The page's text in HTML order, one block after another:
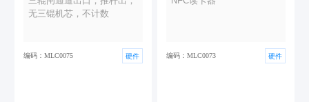
无三锟机芯，不计数
编码：MLC0075 硬件 编码：MLC0073 硬件